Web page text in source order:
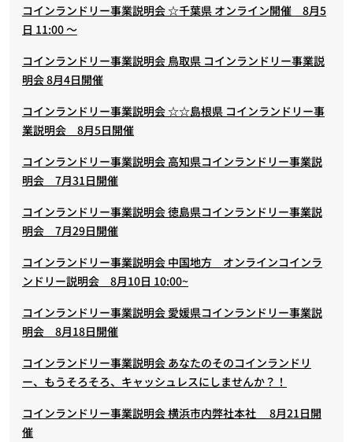
コインランドリー事業説明会 ☆千葉県 オンライン開催 8月5
日 11:00 ～
コインランドリー事業説明会 鳥取県 コインランドリー事業説
明会 8月4日開催
コインランドリー事業説明会 ☆☆島根県 コインランドリー事
業説明会 8月5日開催
コインランドリー事業説明会 高知県コインランドリー事業説
明会 7月31日開催
コインランドリー事業説明会 徳島県コインランドリー事業説
明会 7月29日開催
コインランドリー事業説明会 中国地方 オンラインコインラ
ンドリー説明会 8月10日 10:00~
コインランドリー事業説明会 愛媛県コインランドリー事業説
明会 8月18日開催
コインランドリー事業説明会 あなたのそのコインランドリ
ー、もうそろそろ、キャッシュレスにしませんか？！
コインランドリー事業説明会 横浜市内弊社本社 8月21日開
催